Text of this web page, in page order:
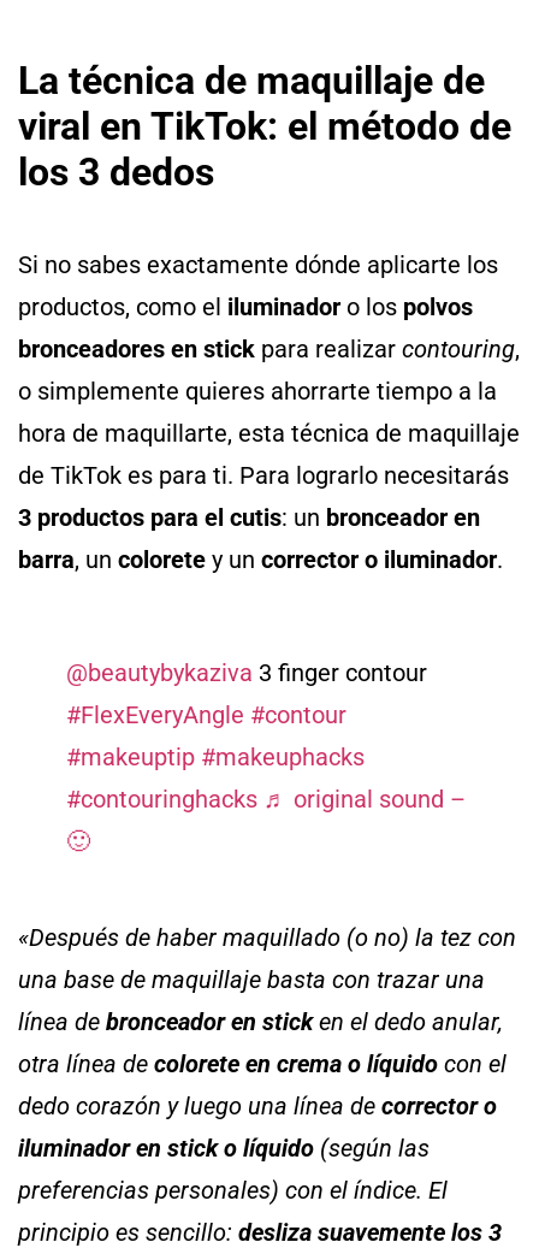
La técnica de maquillaje de
viral en TikTok: el método de
los 3 dedos
Si no sabes exactamente dónde aplicarte los
productos, como el iluminador o los polvos
bronceadores en stick para realizar contouring,
o simplemente quieres ahorrarte tiempo a la
hora de maquillarte, esta técnica de maquillaje
de TikTok es para ti. Para lograrlo necesitarás
3 productos para el cutis: un bronceador en
barra, un colorete y un corrector o iluminador.
@beautybykaziva 3 finger contour
#FlexEveryAngle #contour
#makeuptip #makeuphacks
#contouringhacks ♬ original sound –
🙂
«Después de haber maquillado (o no) la tez con
una base de maquillaje basta con trazar una
línea de bronceador en sticken el dedo anular,
otra línea de colorete en crema o líquido con el
dedo corazón y luego una línea de corrector o
iluminador en stick o líquido (según las
preferencias personales) con el índice. El
principio es sencillo: desliza suavemente los 3